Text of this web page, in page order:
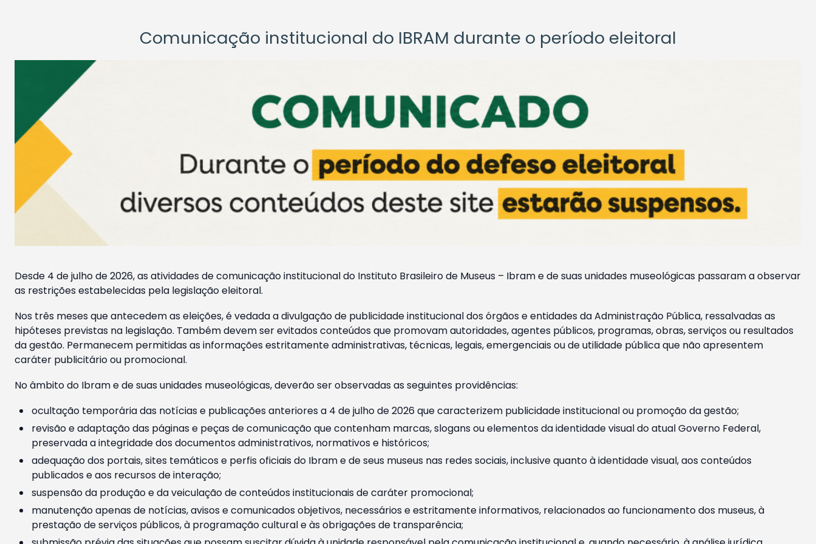
Comunicação institucional do IBRAM durante o período eleitoral
Desde 4 de julho de 2026, as atividades de comunicação institucional do Instituto Brasileiro de Museus – Ibram e de suas unidades museológicas passaram a observar
as restrições estabelecidas pela legislação eleitoral.
Nos três meses que antecedem as eleições, é vedada a divulgação de publicidade institucional dos órgãos e entidades da Administração Pública, ressalvadas as
hipóteses previstas na legislação. Também devem ser evitados conteúdos que promovam autoridades, agentes públicos, programas, obras, serviços ou resultados
da gestão. Permanecem permitidas as informações estritamente administrativas, técnicas, legais, emergenciais ou de utilidade pública que não apresentem
caráter publicitário ou promocional.
No âmbito do Ibram e de suas unidades museológicas, deverão ser observadas as seguintes providências:
ocultação temporária das notícias e publicações anteriores a 4 de julho de 2026 que caracterizem publicidade institucional ou promoção da gestão;
revisão e adaptação das páginas e peças de comunicação que contenham marcas, slogans ou elementos da identidade visual do atual Governo Federal,
preservada a integridade dos documentos administrativos, normativos e históricos;
adequação dos portais, sites temáticos e perfis oficiais do Ibram e de seus museus nas redes sociais, inclusive quanto à identidade visual, aos conteúdos
publicados e aos recursos de interação;
suspensão da produção e da veiculação de conteúdos institucionais de caráter promocional;
manutenção apenas de notícias, avisos e comunicados objetivos, necessários e estritamente informativos, relacionados ao funcionamento dos museus, à
prestação de serviços públicos, à programação cultural e às obrigações de transparência;